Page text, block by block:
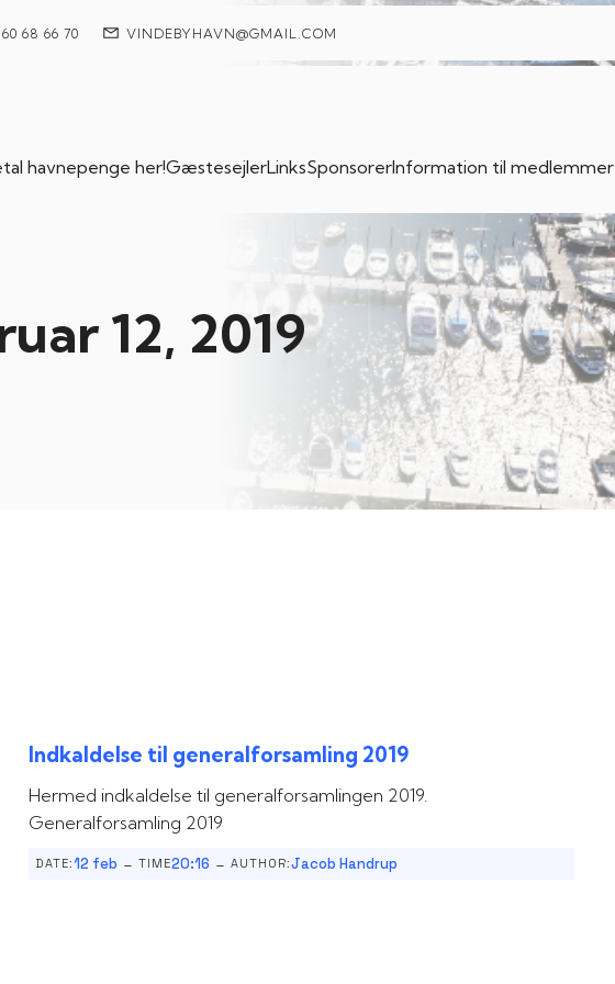
68 66 70 VINDEBYHAVN@GMAIL.COM
havnepenge her!GæstesejlerLinksSponsorerInformation til medlemmer
12, 2019
Indkaldelse til generalforsamling 2019
Hermed indkaldelse til generalforsamlingen 2019.
Generalforsamling 2019
DATE:12 feb - TIME20:16 - AUTHOR:Jacob Handrup